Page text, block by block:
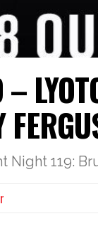
–
Night 119: